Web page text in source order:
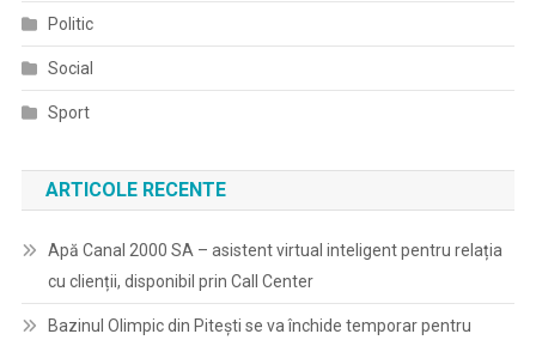
Politic
Social
Sport
ARTICOLE RECENTE
Apă Canal 2000 SA – asistent virtual inteligent pentru relația
cu clienții, disponibil prin Call Center
Bazinul Olimpic din Pitești se va închide temporar pentru